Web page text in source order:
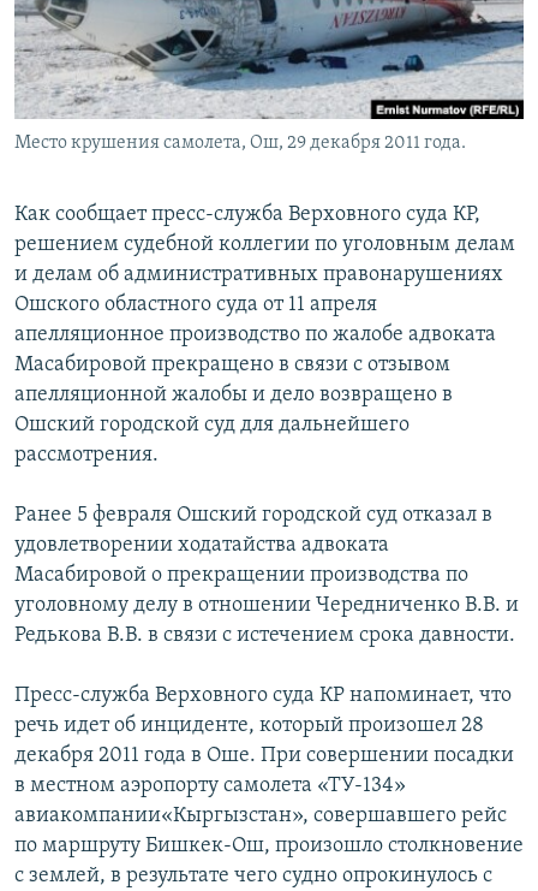
Место крушения самолета, Ош, 29 декабря 2011 года.
Как сообщает пресс-служба Верховного суда КР,
решением судебной коллегии по уголовным делам
и делам об административных правонарушениях
Ошского областного суда от 11 апреля
апелляционное производство по жалобе адвоката
Масабировой прекращено в связи с отзывом
апелляционной жалобы и дело возвращено в
Ошский городской суд для дальнейшего
рассмотрения.
Ранее 5 февраля Ошский городской суд отказал в
удовлетворении ходатайства адвоката
Масабировой о прекращении производства по
уголовному делу в отношении Чередниченко В.В. и
Редькова В.В. в связи с истечением срока давности.
Пресс-служба Верховного суда КР напоминает, что
речь идет об инциденте, который произошел 28
декабря 2011 года в Оше. При совершении посадки
в местном аэропорту самолета «ТУ-134»
авиакомпании«Кыргызстан», совершавшего рейс
по маршруту Бишкек-Ош, произошло столкновение
с землей, в результате чего судно опрокинулось с